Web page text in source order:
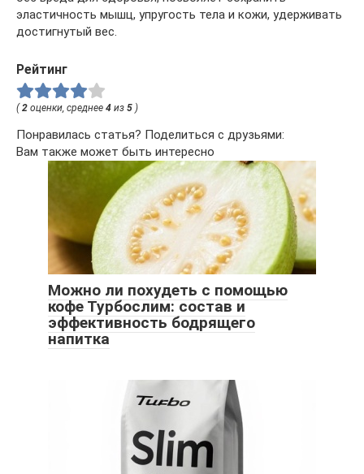
эластичность мышц, упругость тела и кожи, удерживать
достигнутый вес.
Рейтинг
( 2 оценки, среднее 4 из 5 )
Понравилась статья? Поделиться с друзьями:
Вам также может быть интересно
Можно ли похудеть с помощью
кофе Турбослим: состав и
эффективность бодрящего
напитка